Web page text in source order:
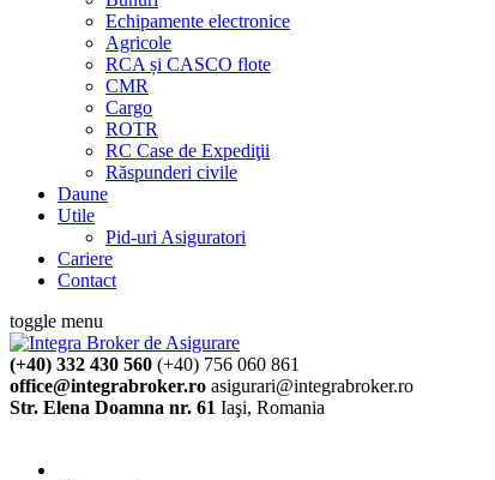
Echipamente electronice
Agricole
RCA și CASCO flote
CMR
Cargo
ROTR
RC Case de Expediţii
Răspunderi civile
Daune
Utile
Pid-uri Asiguratori
Cariere
Contact
toggle menu
(+40) 332 430 560 (+40) 756 060 861
office@integrabroker.ro asigurari@integrabroker.ro
Str. Elena Doamna nr. 61 Iaşi, Romania